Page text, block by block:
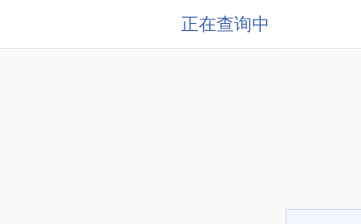
正在查询中